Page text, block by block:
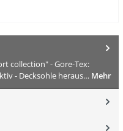
collection" - Gore-Tex:
- Decksohle heraus… Mehr